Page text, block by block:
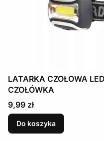
LATARKA CZOŁOWA
CZOŁÓWKA
Cena
9,99 zł
Do koszyka